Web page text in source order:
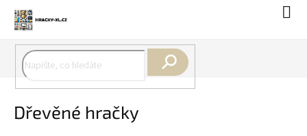
obsah
Dřevěné hračky